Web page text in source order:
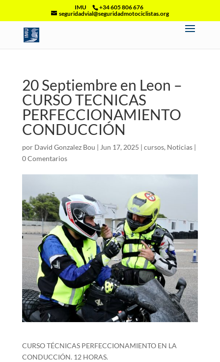
IMU
+34 605 806 676
seguridadvial@seguridadmotociclistas.org
20 Septiembre en Leon –
CURSO TECNICAS
PERFECCIONAMIENTO
CONDUCCIÓN
por David Gonzalez Bou | Jun 17, 2025 | cursos, Noticias|
0 Comentarios
CURSO TÉCNICAS PERFECCIONAMIENTO EN LA
CONDUCCIÓN. 12 HORAS.